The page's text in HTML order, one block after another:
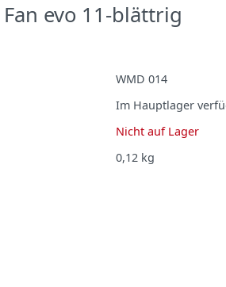
evo 11-blättrig
WMD 014
Im Hauptlager
Nicht auf Lager
0,12 kg